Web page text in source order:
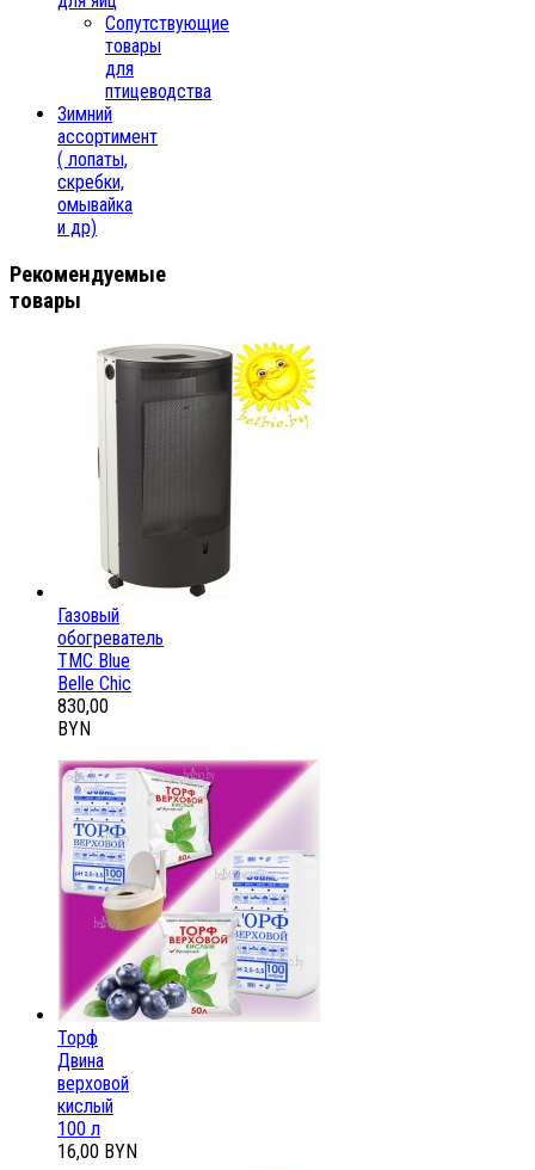
Сопутствующие
товары
для
птицеводства
Зимний
ассортимент
( лопаты,
скребки,
омывайка
и др)
Рекомендуемые
товары
Газовый
обогреватель
ТМС Blue
Belle Chic
830,00
BYN
Торф
Двина
верховой
кислый
100 л
16,00 BYN